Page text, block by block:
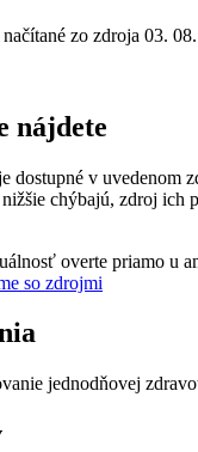
zo zdroja 03.
nájdete
dostupné v uvedenom
chýbajú, zdroj ich
overte priamo u
so zdrojmi
jednodňovej